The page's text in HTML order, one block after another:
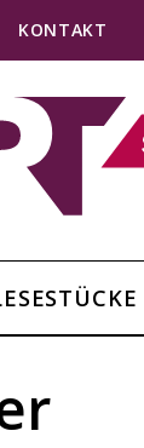
KONTAKT